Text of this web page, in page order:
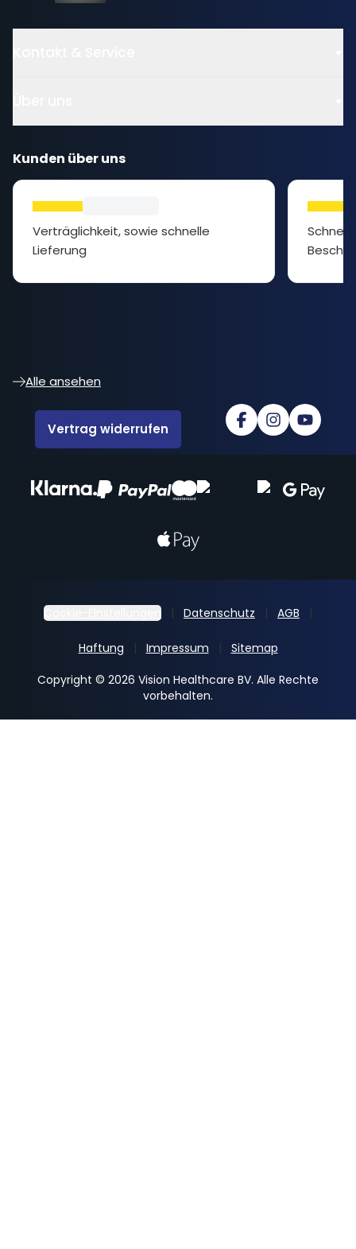
Kunden über uns
Verträglichkeit, sowie schnelle
Lieferung
Schnelle
Alle ansehen
Vertrag widerrufen
Cookie-Einstellungen Datenschutz AGB
Haftung Impressum
Sitemap
Copyright © 2026 Vision Healthcare BV. Alle Rechte
vorbehalten.